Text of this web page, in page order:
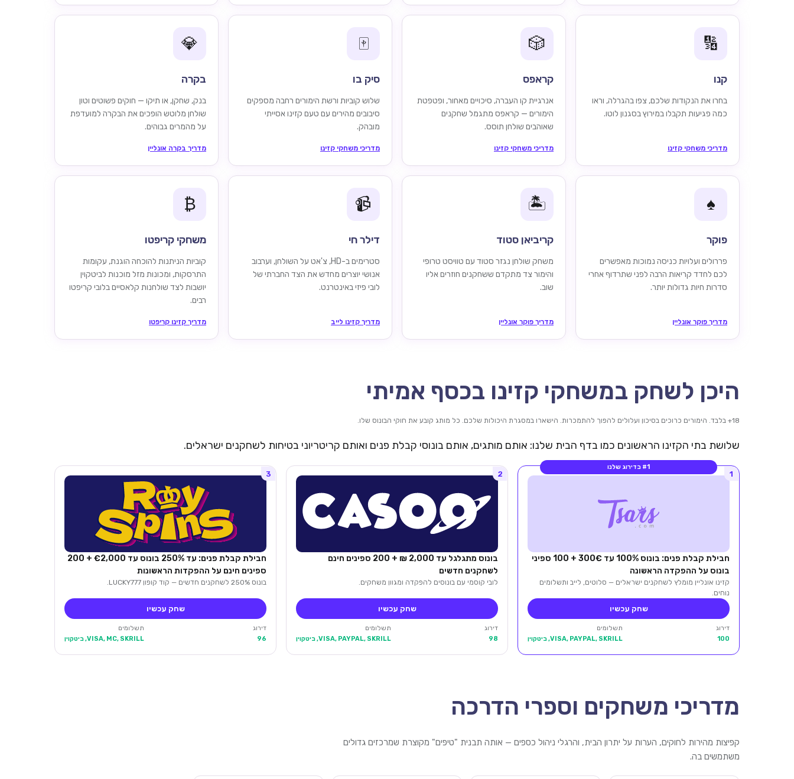
🔢
קנו
בחרו את הנקודות שלכם, צפו בהגרלה, וראו
כמה פגיעות תקבלו במירוץ בסגנון לוטו.
מדריכי משחקי קזינו
🎲
קראפס
אנרגיית קו העברה, סיכויים מאחור, ופטפטת
הימורים — קראפס מתגמל שחקנים
שאוהבים שולחן תוסס.
מדריכי משחקי קזינו
🀄
סיק בו
שלוש קוביות ורשת הימורים רחבה מספקים
סיבובים מהירים עם טעם קזינו אסייתי
מובהק.
מדריכי משחקי קזינו
💎
בקרה
בנק, שחקן, או תיקו — חוקים פשוטים וטון
שולחן מלוטש הופכים את הבקרה למועדפת
על מהמרים גבוהים.
מדריך בקרה אונליין
♠️
פוקר
פררולים ועלויות כניסה נמוכות מאפשרים
לכם לחדד קריאות הרבה לפני שתרדוף אחרי
סדרות חיות גדולות יותר.
מדריך פוקר אונליין
🏝️
קריביאן סטוד
משחק שולחן נגזר סטוד עם טוויסט טרופי
והימור צד מתקדם ששחקנים חוזרים אליו
שוב.
מדריך פוקר אונליין
📹
דילר חי
סטרימים ב-HD, צ'אט על השולחן, וערבוב
אנושי יוצרים מחדש את הצד החברתי של
לובי פיזי באינטרנט.
מדריך קזינו לייב
₿
משחקי קריפטו
קוביות הניתנות להוכחה הוגנת, עקומות
התרסקות, ומכונות מזל מוכנות לביטקוין
יושבות לצד שולחנות קלאסיים בלובי קריפטו
רבים.
מדריך קזינו קריפטו
היכן לשחק במשחקי קזינו בכסף אמיתי
18+ בלבד. הימורים כרוכים בסיכון ועלולים להפוך להתמכרות. הישארו במסגרת היכולות שלכם. כל מותג קובע את חוקי הבונוס שלו.
שלושת בתי הקזינו הראשונים כמו בדף הבית שלנו: אותם מותגים, אותם בונוסי קבלת פנים ואותם קריטריוני בטיחות לשחקנים ישראלים.
#1 בדירוג שלנו
1
חבילת קבלת פנים: בונוס 100% עד 300€ + 100 ספיני
בונוס על ההפקדה הראשונה
קזינו אונליין מומלץ לשחקנים ישראלים — סלוטים, לייב ותשלומים
נוחים.
שחק עכשיו
דירוג
100
תשלומים
VISA, PAYPAL, SKRILL, ביטקוין
2
בונוס מתגלגל עד 2,000 ₪ + 200 ספינים חינם
לשחקנים חדשים
לובי קוסמי עם בונוסים להפקדה ומגוון משחקים.
שחק עכשיו
דירוג
98
תשלומים
VISA, PAYPAL, SKRILL, ביטקוין
3
חבילת קבלת פנים: עד 250% בונוס עד €2,000 + 200
ספינים חינם על ההפקדות הראשונות
בונוס 250% לשחקנים חדשים — קוד קופון LUCKY777.
שחק עכשיו
דירוג
96
תשלומים
VISA, MC, SKRILL, ביטקוין
מדריכי משחקים וספרי הדרכה
קפיצות מהירות לחוקים, הערות על יתרון הבית, והרגלי ניהול כספים — אותה תבנית "טיפים" מקוצרת שמרכזים גדולים
משתמשים בה.